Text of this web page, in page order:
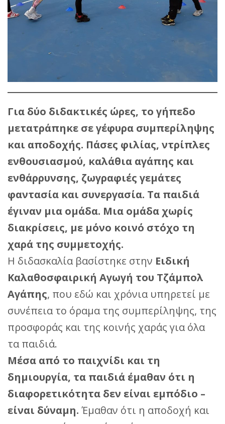
Για δύο διδακτικές ώρες, το γήπεδο
μετατράπηκε σε γέφυρα συμπερίληψης
και αποδοχής. Πάσες φιλίας, ντρίπλες
ενθουσιασμού, καλάθια αγάπης και
ενθάρρυνσης, ζωγραφιές γεμάτες
φαντασία και συνεργασία. Τα παιδιά
έγιναν μια ομάδα. Μια ομάδα χωρίς
διακρίσεις, με μόνο κοινό στόχο τη
χαρά της συμμετοχής.
Η διδασκαλία βασίστηκε στην Ειδική
Καλαθοσφαιρική Αγωγή του Τζάμπολ
Αγάπης, που εδώ και χρόνια υπηρετεί με
συνέπεια το όραμα της συμπερίληψης, της
προσφοράς και της κοινής χαράς για όλα
τα παιδιά.
Μέσα από το παιχνίδι και τη
δημιουργία, τα παιδιά έμαθαν ότι η
διαφορετικότητα δεν είναι εμπόδιο –
είναι δύναμη. Έμαθαν ότι η αποδοχή και